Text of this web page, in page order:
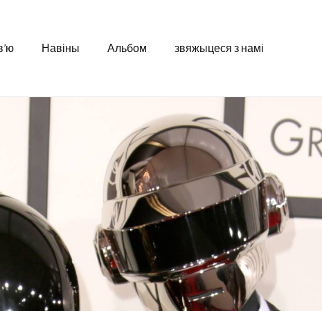
Навіны Альбом звяжыцеся з намі